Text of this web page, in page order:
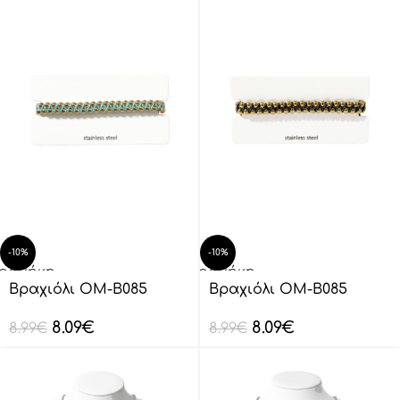
-10%
Βραχιόλι OM-B085
8.99€ 8.09€
-10%
Προσθήκη
καλάθι
Βραχιόλι OM-B085
8.99€ 8.09€